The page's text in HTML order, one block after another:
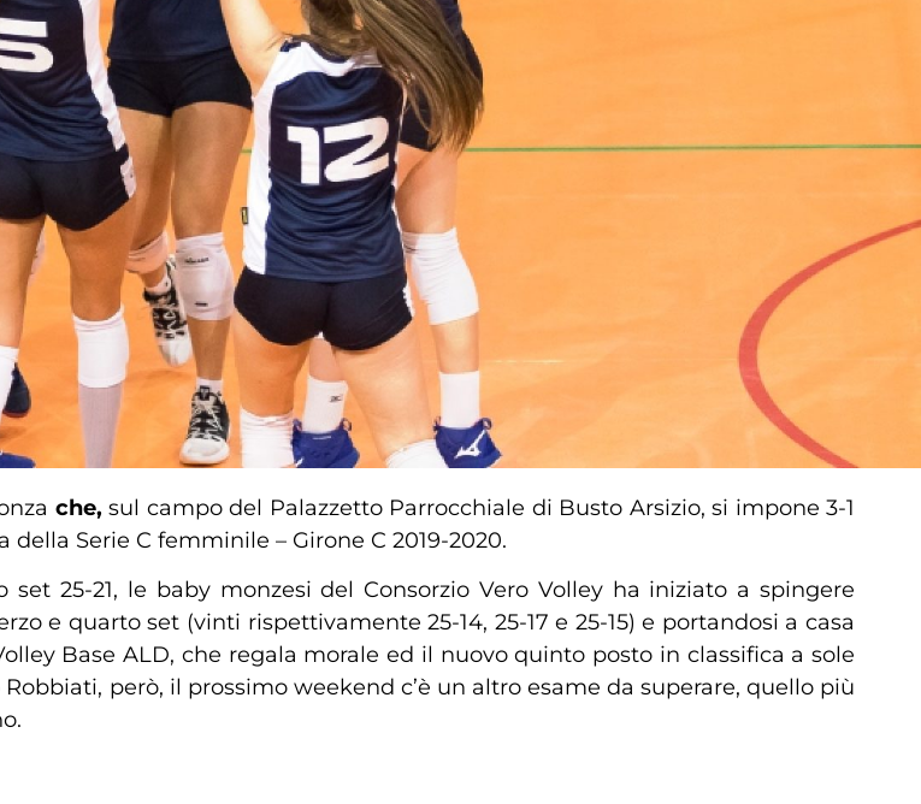
che, sul campo del Palazzetto Parrocchiale di Busto Arsizio, si impone 3-1
Serie C femminile – Girone C 2019-2020.
25-21, le baby monzesi del Consorzio Vero Volley ha iniziato a spingere
e quarto set (vinti rispettivamente 25-14, 25-17 e 25-15) e portandosi a casa
Base ALD, che regala morale ed il nuovo quinto posto in classifica a sole
però, il prossimo weekend c’è un altro esame da superare, quello più